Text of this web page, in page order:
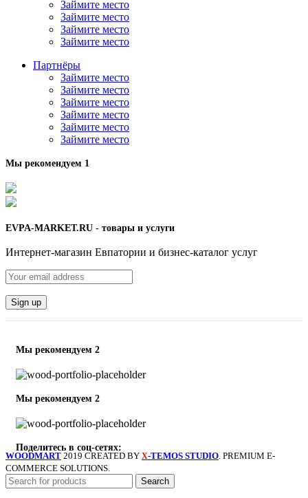
Займите место
Займите место
Займите место
Займите место
Партнёры
Займите место
Займите место
Займите место
Займите место
Займите место
Займите место
Мы рекомендуем 1
EVPA-MARKET.RU - товары и услуги
Интернет-магазин Евпатории и бизнес-каталог услуг
Мы рекомендуем 2
Мы рекомендуем 2
Поделитесь в соц-сетях:
WOODMART 2019 CREATED BY X-TEMOS STUDIO . PREMIUM E-
COMMERCE SOLUTIONS.
Search